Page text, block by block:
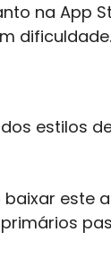
na App
dificuldade.
estilos
este